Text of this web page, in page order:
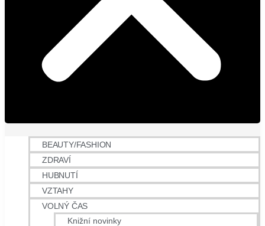
BEAUTY/FASHION
ZDRAVÍ
HUBNUTÍ
VZTAHY
VOLNÝ ČAS
Knižní novinky